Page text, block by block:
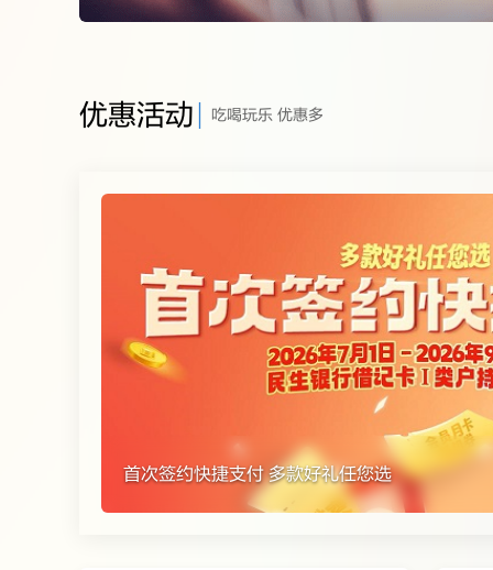
优惠活动 吃喝玩乐 优惠多
首次签约快捷支付 多款好礼任您选